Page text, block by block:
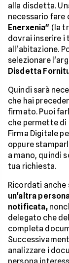
alla disdetta.
necessario fare
Enerxenia" (la
dovrai inserire i
all'abitazione.
selezionare
Disdetta
Quindi sarà
che hai
firmato. Puoi
che permette
Firma Digitale
oppure
a mano, quindi
tua richiesta.
Ricordati anche
un'altra
notificata,
delegato che
completa
analizzare i